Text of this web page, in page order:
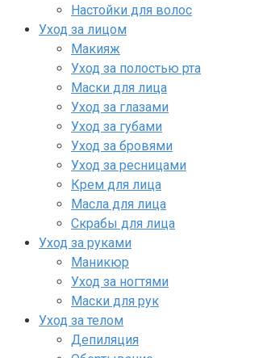
Настойки для волос
Уход за лицом
Макияж
Уход за полостью рта
Маски для лица
Уход за глазами
Уход за губами
Уход за бровями
Уход за ресницами
Крем для лица
Масла для лица
Скрабы для лица
Уход за руками
Маникюр
Уход за ногтями
Маски для рук
Уход за телом
Депиляция